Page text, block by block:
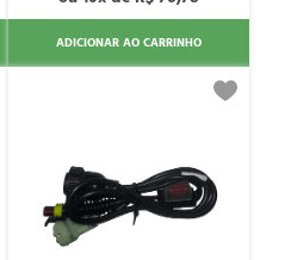
ADICIONAR AO CARRINHO